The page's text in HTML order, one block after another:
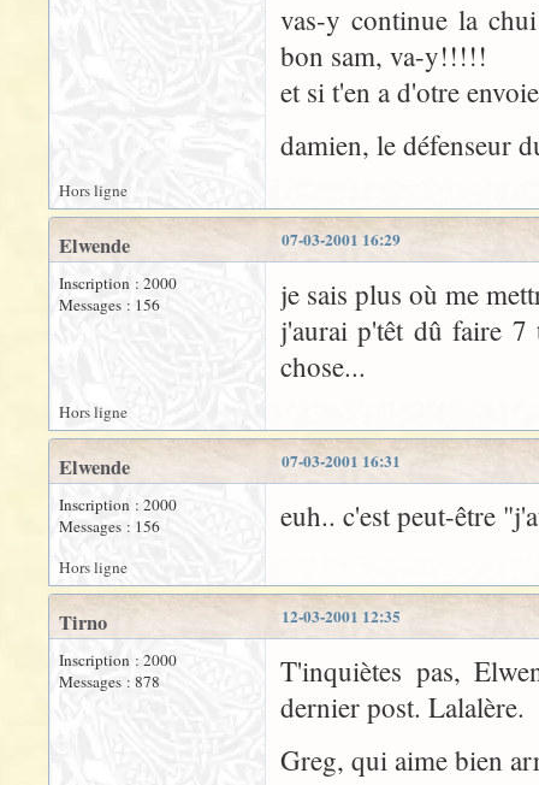
vas-y continue la
bon sam, va-y!!!!!
et si t'en a d'otre
damien, le défenseur
Hors ligne
07-03-2001 16:29
Elwende
Inscription : 2000
Messages : 156
je sais plus où me
j'aurai p'têt dû faire 7
chose...
Hors ligne
07-03-2001 16:31
Elwende
Inscription : 2000
Messages : 156
euh.. c'est peut-être
Hors ligne
12-03-2001 12:35
Tirno
Inscription : 2000
Messages : 878
T'inquiètes pas,
dernier post. Lalalère.
Greg, qui aime bien